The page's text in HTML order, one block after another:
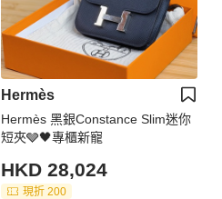
Hermès
Hermès 黑銀Constance Slim迷你
短夾🩶🖤專櫃新寵
HKD 28,024
現折 200